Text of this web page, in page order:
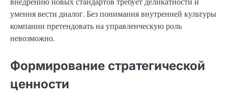
умения вести диалог. Без понимания внутренней культуры
компании претендовать на управленческую роль
невозможно.
Формирование стратегической
ценности